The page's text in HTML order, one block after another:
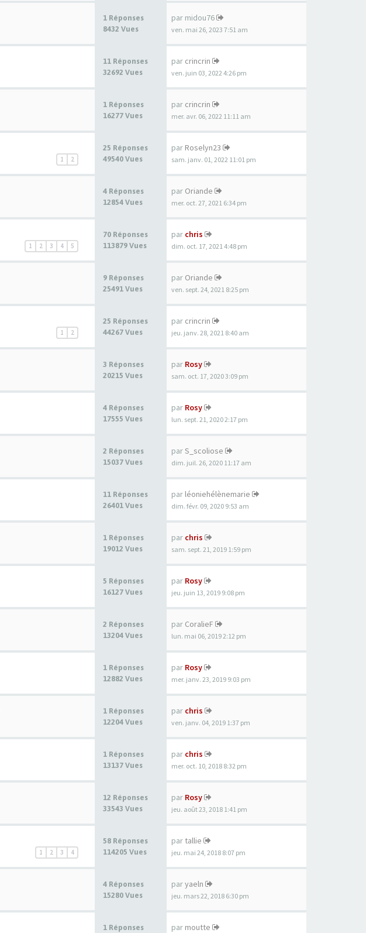
1 Réponses
8432 Vues
par midou76
ven. mai 26, 2023 7:51 am
11 Réponses
32692 Vues
par crincrin
ven. juin 03, 2022 4:26 pm
1 Réponses
16277 Vues
par crincrin
mer. avr. 06, 2022 11:11 am
1 2
25 Réponses
49540 Vues
par Roselyn23
sam. janv. 01, 2022 11:01 pm
4 Réponses
12854 Vues
par Oriande
mer. oct. 27, 2021 6:34 pm
1 2 3 4 5
70 Réponses
113879 Vues
par chris
dim. oct. 17, 2021 4:48 pm
9 Réponses
25491 Vues
par Oriande
ven. sept. 24, 2021 8:25 pm
1 2
25 Réponses
44267 Vues
par crincrin
jeu. janv. 28, 2021 8:40 am
3 Réponses
20215 Vues
par Rosy
sam. oct. 17, 2020 3:09 pm
4 Réponses
17555 Vues
par Rosy
lun. sept. 21, 2020 2:17 pm
2 Réponses
15037 Vues
parS_scoliose
dim. juil. 26, 2020 11:17 am
11 Réponses
26401 Vues
par léoniehélènemarie
dim. févr. 09, 2020 9:53 am
1 Réponses
19012 Vues
par chris
sam. sept. 21, 2019 1:59 pm
5 Réponses
16127 Vues
par Rosy
jeu. juin 13, 2019 9:08 pm
2 Réponses
13204 Vues
par CoralieF
lun. mai 06, 2019 2:12 pm
1 Réponses
12882 Vues
par Rosy
mer. janv. 23, 2019 9:03 pm
1 Réponses
12204 Vues
par chris
ven. janv. 04, 2019 1:37 pm
1 Réponses
13137 Vues
par chris
mer. oct. 10, 2018 8:32 pm
12 Réponses
33543 Vues
par Rosy
jeu. août 23, 2018 1:41 pm
1 2 3 4
58 Réponses
114205 Vues
par tallie
jeu. mai 24, 2018 8:07 pm
4 Réponses
15280 Vues
paryaeln
jeu. mars 22, 2018 6:30 pm
1 Réponses par moutte